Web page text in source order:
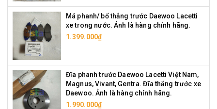
Má phanh/ bố thắng trước Daewoo Lacetti
xe trong nước. Ảnh là hàng chính hãng.
1.399.000₫
Đĩa phanh trước Daewoo Lacetti Việt Nam,
Magnus, Vivant, Gentra. Đĩa thắng trước xe
Daewoo. Ảnh là hàng chính hãng.
1.990.000₫